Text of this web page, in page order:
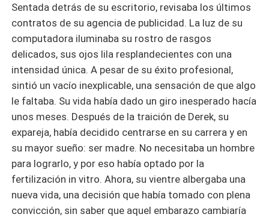
Sentada detrás de su escritorio, revisaba los últimos
contratos de su agencia de publicidad. La luz de su
computadora iluminaba su rostro de rasgos
delicados, sus ojos lila resplandecientes con una
intensidad única. A pesar de su éxito profesional,
sintió un vacío inexplicable, una sensación de que algo
le faltaba. Su vida había dado un giro inesperado hacía
unos meses. Después de la traición de Derek, su
expareja, había decidido centrarse en su carrera y en
su mayor sueño: ser madre. No necesitaba un hombre
para lograrlo, y por eso había optado por la
fertilización in vitro. Ahora, su vientre albergaba una
nueva vida, una decisión que había tomado con plena
convicción, sin saber que aquel embarazo cambiaría